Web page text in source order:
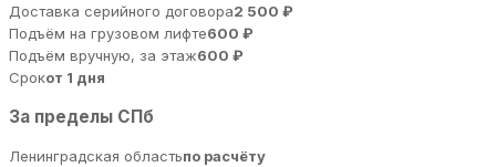
Доставка серийного договора2 500 ₽
Подъём на грузовом лифте600 ₽
Подъём вручную, за этаж600 ₽
Срокот 1 дня
За пределы СПб
Ленинградская областьпо расчёту